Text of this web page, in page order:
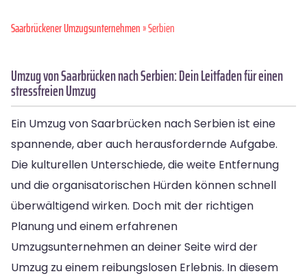
Saarbrückener Umzugsunternehmen» Serbien
Umzug von Saarbrücken nach Serbien: Dein Leitfaden für einen
stressfreien Umzug
Ein Umzug von Saarbrücken nach Serbien ist eine
spannende, aber auch herausfordernde Aufgabe.
Die kulturellen Unterschiede, die weite Entfernung
und die organisatorischen Hürden können schnell
überwältigend wirken. Doch mit der richtigen
Planung und einem erfahrenen
Umzugsunternehmen an deiner Seite wird der
Umzug zu einem reibungslosen Erlebnis. In diesem